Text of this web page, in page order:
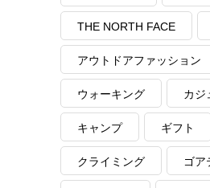
THE NORTH FACE
アウトドアファッション
ウォーキング カジ
キャンプ ギフト
クライミング ゴア